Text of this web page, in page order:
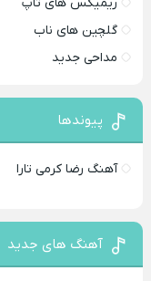
گلچین های ناب
مداحی جدید
پیوندها
آهنگ رضا کرمی تارا
آهنگ های جدید